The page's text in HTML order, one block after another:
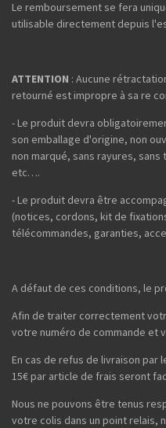
Le remboursement se fera
utilisable directement depuis
ATTENTION : Aucune
retourné est impropre à sa re
- Le produit devra
son emballage d'origine, non
non marqué, sans rayures,
etc….
- Le produit devra être
(notices, cordons, kit de
télécommandes, garanties,
A défaut de ces conditions, le
Afin de traiter correctement
votre numéro de commande et
En cas de refus de livraison par
15€ par article de frais seront
Nous ne pouvons être tenus
votre colis dans un point relais,